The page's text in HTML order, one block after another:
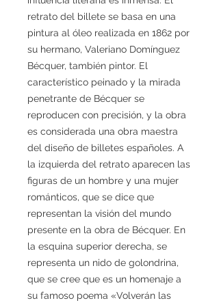
retrato del billete se basa en una
pintura al óleo realizada en 1862 por
su hermano, Valeriano Domínguez
Bécquer, también pintor. El
característico peinado y la mirada
penetrante de Bécquer se
reproducen con precisión, y la obra
es considerada una obra maestra
del diseño de billetes españoles. A
la izquierda del retrato aparecen las
figuras de un hombre y una mujer
románticos, que se dice que
representan la visión del mundo
presente en la obra de Bécquer. En
la esquina superior derecha, se
representa un nido de golondrina,
que se cree que es un homenaje a
su famoso poema «Volverán las